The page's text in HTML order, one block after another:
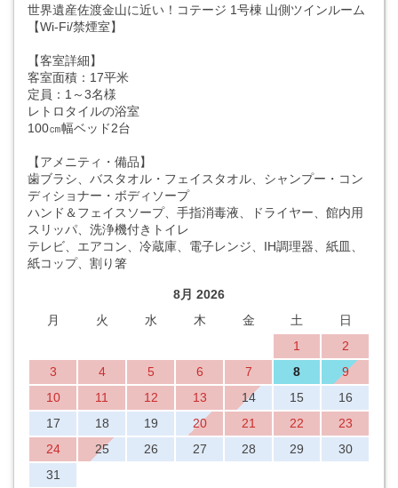
世界遺産佐渡金山に近い！コテージ 1号棟 山側ツインルーム
【Wi-Fi/禁煙室】
【客室詳細】
客室面積：17平米
定員：1～3名様
レトロタイルの浴室
100㎝幅ベッド2台
【アメニティ・備品】
歯ブラシ、バスタオル・フェイスタオル、シャンプー・コン
ディショナー・ボディソープ
ハンド＆フェイスソープ、手指消毒液、ドライヤー、館内用
スリッパ、洗浄機付きトイレ
テレビ、エアコン、冷蔵庫、電子レンジ、IH調理器、紙皿、
紙コップ、割り箸
8月 2026
月
火 水 木 金 土
日
1
2
3
4 5 6 7 8
9
10
11 12 13 14 15
16
17
18 19 20 21 22
23
24
25 26 27 28 29
30
31